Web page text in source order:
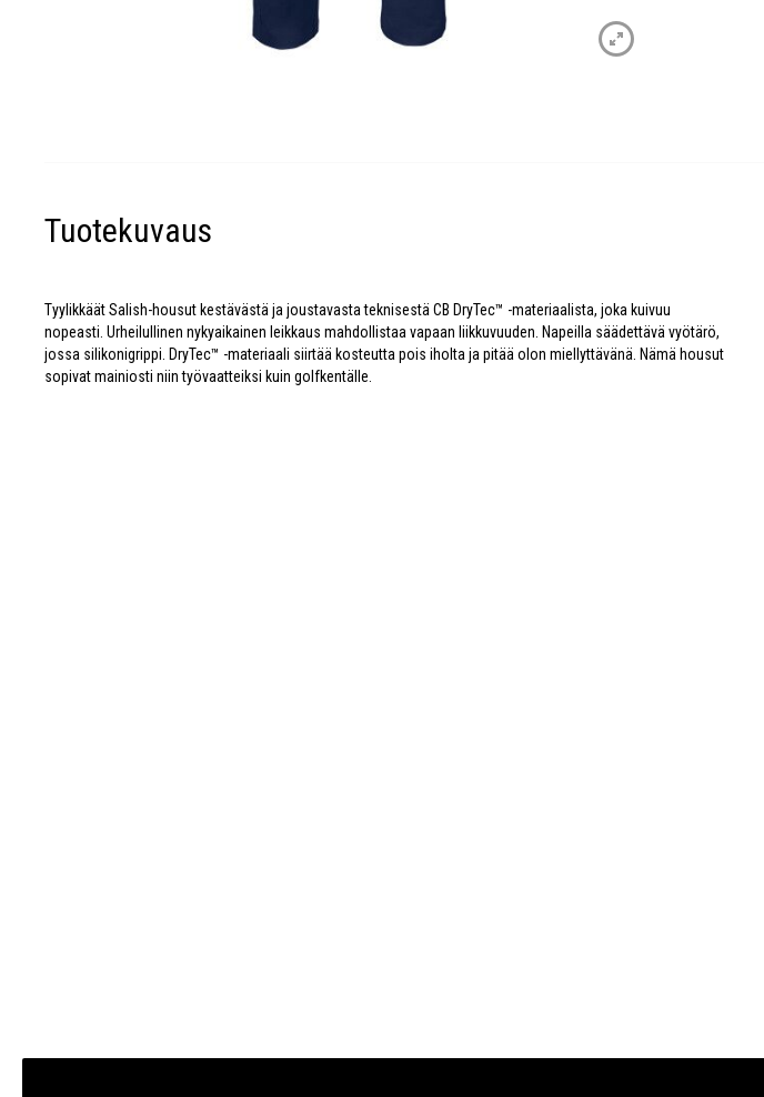
Tuotekuvaus
Tyylikkäät Salish-housut kestävästä ja joustavasta teknisestä CB DryTec™ -materiaalista, joka kuivuu
nopeasti. Urheilullinen nykyaikainen leikkaus mahdollistaa vapaan liikkuvuuden. Napeilla säädettävä vyötärö,
jossa silikonigrippi. DryTec™ -materiaali siirtää kosteutta pois iholta ja pitää olon miellyttävänä. Nämä housut
sopivat mainiosti niin työvaatteiksi kuin golfkentälle.